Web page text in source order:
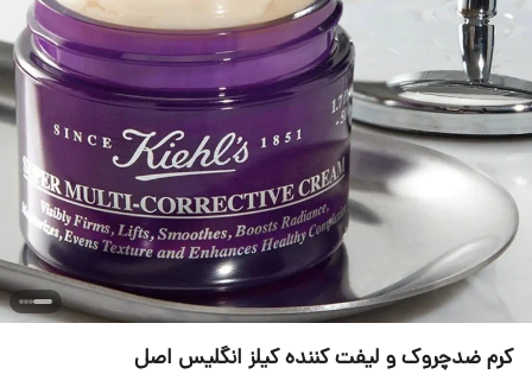
کرم ضدچروک و لیفت کننده کیلز انگلیس اصل